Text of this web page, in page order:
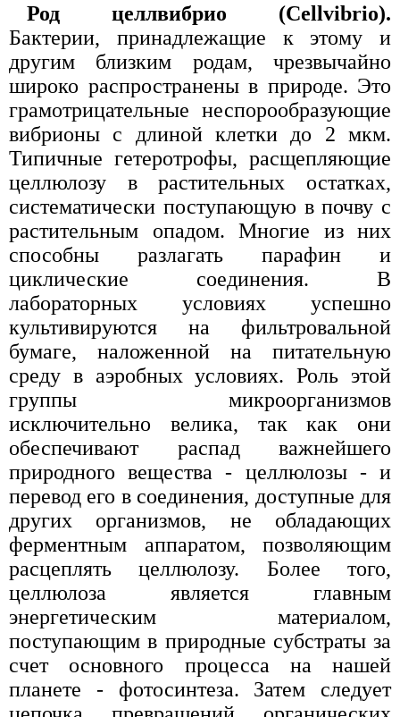
Род целлвибрио (Cellvibrio).
Бактерии, принадлежащие к этому и
другим близким родам, чрезвычайно
широко распространены в природе. Это
грамотрицательные неспорообразующие
вибрионы с длиной клетки до 2 мкм.
Типичные гетеротрофы, расщепляющие
целлюлозу в растительных остатках,
систематически поступающую в почву с
растительным опадом. Многие из них
способны разлагать парафин и
циклические соединения. В
лабораторных условиях успешно
культивируются на фильтровальной
бумаге, наложенной на питательную
среду в аэробных условиях. Роль этой
группы микроорганизмов
исключительно велика, так как они
обеспечивают распад важнейшего
природного вещества - целлюлозы - и
перевод его в соединения, доступные для
других организмов, не обладающих
ферментным аппаратом, позволяющим
расцеплять целлюлозу. Более того,
целлюлоза является главным
энергетическим материалом,
поступающим в природные субстраты за
счет основного процесса на нашей
планете - фотосинтеза. Затем следует